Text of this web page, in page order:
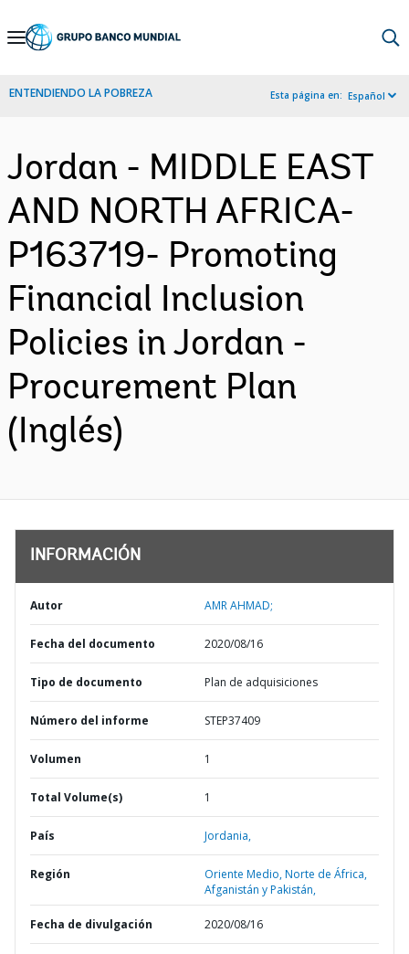
Skip
Navigation
ENTENDIENDO LA POBREZA Esta página en: Español
Jordan - MIDDLE EAST
AND NORTH AFRICA-
P163719- Promoting
Financial Inclusion
Policies in Jordan -
Procurement Plan
(Inglés)
INFORMACIÓN
Autor AMR AHMAD;
Fecha del documento 2020/08/16
Tipo de documento Plan de adquisiciones
Número del informe STEP37409
Volumen 1
Total Volume(s) 1
País Jordania,
Región
Oriente Medio, Norte de África,
Afganistán y Pakistán,
Fecha de divulgación 2020/08/16